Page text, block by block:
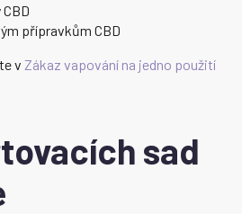
přípravkům CBD
v Zákaz vapování na jedno použití
sad